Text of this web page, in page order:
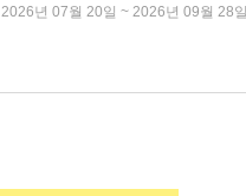
2026년 07월 20일 ~ 2026년 09월 28일